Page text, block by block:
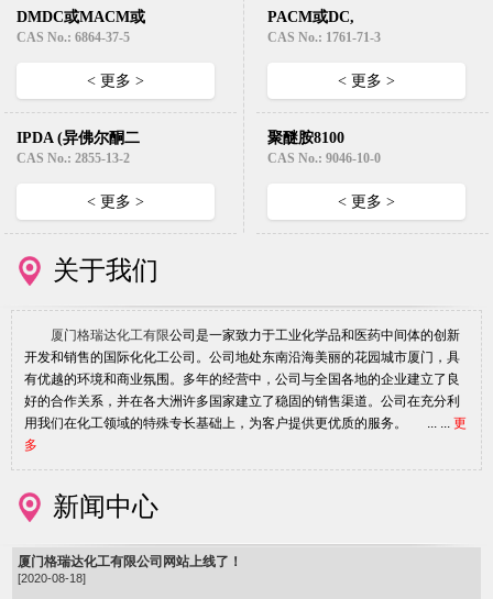
DMDC或MACM或
EC331( 3,3’-二甲基-
CAS No.: 6864-37-5
< 更多 >
PACM或DC,
HMDA （4,4’-二氨
CAS No.: 1761-71-3
< 更多 >
IPDA (异佛尔酮二
胺)
CAS No.: 2855-13-2
< 更多 >
聚醚胺8100
CAS No.: 9046-10-0
< 更多 >
关于我们
厦门格瑞达化工有限公司是一家致力于工业化学品和医药中间体的创新
开发和销售的国际化化工公司。公司地处东南沿海美丽的花园城市厦门，具
有优越的环境和商业氛围。多年的经营中，公司与全国各地的企业建立了良
好的合作关系，并在各大洲许多国家建立了稳固的销售渠道。公司在充分利
用我们在化工领域的特殊专长基础上，为客户提供更优质的服务。 ... ...更
多
新闻中心
厦门格瑞达化工有限公司网站上线了！
[2020-08-18]